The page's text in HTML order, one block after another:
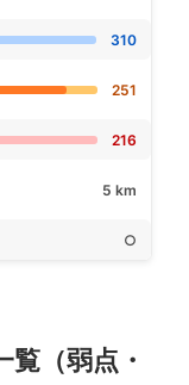
310
251
216
5 km
○
（弱点・